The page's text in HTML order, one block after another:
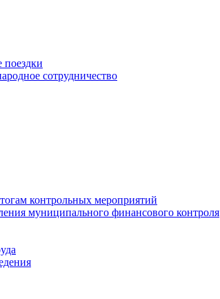
сотрудничество
контрольных мероприятий
муниципального финансового контроля